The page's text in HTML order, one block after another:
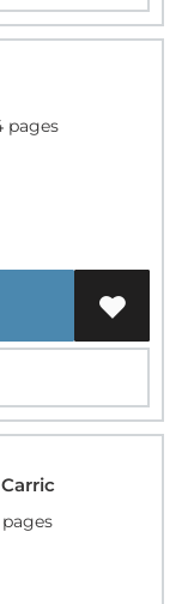
pages